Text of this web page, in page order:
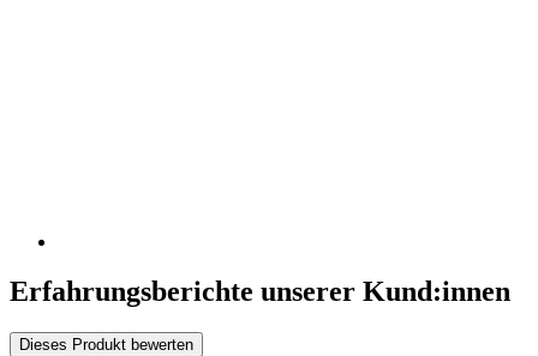
Erfahrungsberichte unserer Kund:innen
Dieses Produkt bewerten